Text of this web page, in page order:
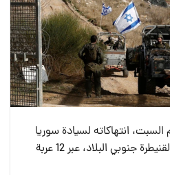
انتهاكاته لسيادة سوريا
وتوغلت في ريف محافظة القنيطرة جنوبي البلاد، عبر 12 عربة